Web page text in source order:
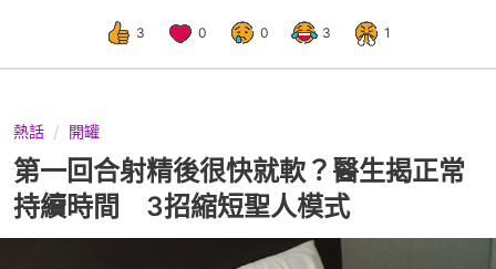
3 0 0 3 1
熱話 開罐
第一回合射精後很快就軟？醫生揭正常
持續時間 3招縮短聖人模式